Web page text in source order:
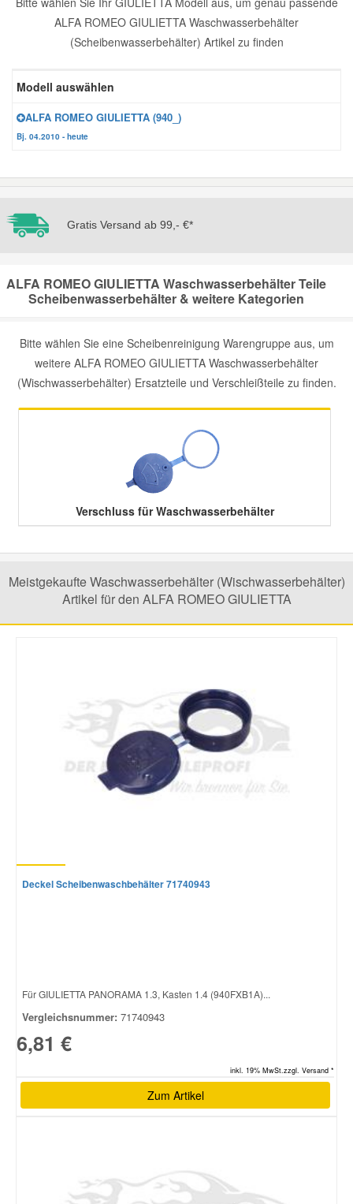
ALFA ROMEO GIULIETTA Waschwasserbehälter
(Scheibenwasserbehälter) Artikel zu finden
Modell auswählen
ALFA ROMEO GIULIETTA (940_)
Bj. 04.2010 - heute
Gratis Versand ab 99,- €*
ALFA ROMEO GIULIETTA Waschwasserbehälter Teile
Scheibenwasserbehälter & weitere Kategorien
Bitte wählen Sie eine Scheibenreinigung Warengruppe aus, um
weitere ALFA ROMEO GIULIETTA Waschwasserbehälter
(Wischwasserbehälter) Ersatzteile und Verschleißteile zu finden.
Verschluss für Waschwasserbehälter
Meistgekaufte Waschwasserbehälter (Wischwasserbehälter)
Artikel für den ALFA ROMEO GIULIETTA
Deckel Scheibenwaschbehälter 71740943
Für GIULIETTA PANORAMA 1.3, Kasten 1.4 (940FXB1A)...
Vergleichsnummer: 71740943
6,81 €
inkl. 19% MwSt.zzgl. Versand *
Zum Artikel
Scheibenreinigung
Reparatur-Zubehör
Schlüsselgehäuse
Winter-Autozubehör
Daewoo Ersatzteile
Dodge Ersatzteile
Kia Ersatzteile
Lancia Ersatzteile
Mazda Ersatzteile
Mitsubishi Ersatzteile
Skoda Ersatzteile
Smart Ersatzteile
Suzuki Ersatzteile
Vauxhall Ersatzteile